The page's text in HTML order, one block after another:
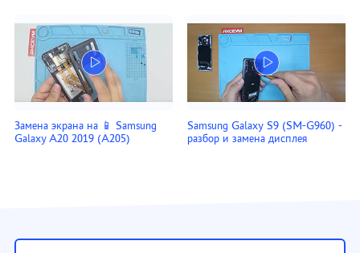
Замена экрана на 📱 Samsung
Galaxy A20 2019 (A205)
Samsung Galaxy S9 (SM-G960) -
разбор и замена дисплея